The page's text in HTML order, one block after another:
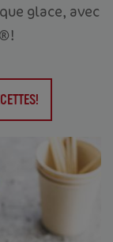
glace, avec